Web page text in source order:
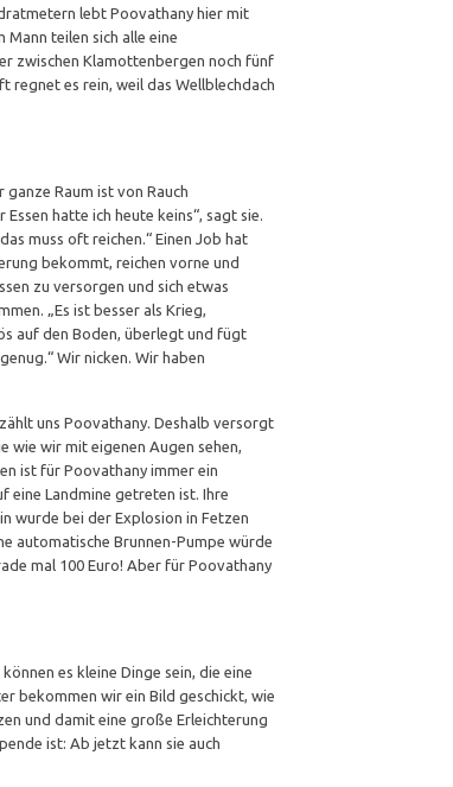
lebt Poovathany hier mit
teilen sich alle eine
zwischen Klamottenbergen noch fünf
regnet es rein, weil das Wellblechdach
Raum ist von Rauch
hatte ich heute keins“, sagt sie.
muss oft reichen.“ Einen Job hat
bekommt, reichen vorne und
zu versorgen und sich etwas
„Es ist besser als Krieg,
auf den Boden, überlegt und fügt
Wir nicken. Wir haben
uns Poovathany. Deshalb versorgt
wie wir mit eigenen Augen sehen,
ist für Poovathany immer ein
eine Landmine getreten ist. Ihre
wurde bei der Explosion in Fetzen
automatische Brunnen-Pumpe würde
mal 100 Euro! Aber für Poovathany
es kleine Dinge sein, die eine
bekommen wir ein Bild geschickt, wie
und damit eine große Erleichterung
ist: Ab jetzt kann sie auch